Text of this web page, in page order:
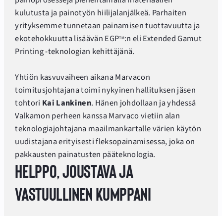
kulutusta ja painotyön hiilijalanjälkeä. Parhaiten
yrityksemme tunnetaan painamisen tuottavuutta ja
ekotehokkuutta lisäävän EGPTM:n eli Extended Gamut
Printing -teknologian kehittäjänä.
Yhtiön kasvuvaiheen aikana Marvacon
toimitusjohtajana toimi nykyinen hallituksen jäsen
tohtori Kai Lankinen. Hänen johdollaan ja yhdessä
Valkamon perheen kanssa Marvaco vietiin alan
teknologiajohtajana maailmankartalle värien käytön
uudistajana erityisesti fleksopainamisessa, joka on
pakkausten painatusten pääteknologia.
Helppo, joustava ja
vastuullinen kumppani